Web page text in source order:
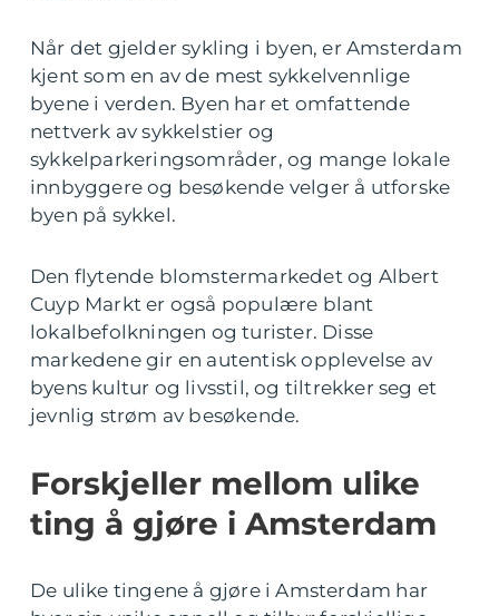
Når det gjelder sykling i byen, er Amsterdam
kjent som en av de mest sykkelvennlige
byene i verden. Byen har et omfattende
nettverk av sykkelstier og
sykkelparkeringsområder, og mange lokale
innbyggere og besøkende velger å utforske
byen på sykkel.
Den flytende blomstermarkedet og Albert
Cuyp Markt er også populære blant
lokalbefolkningen og turister. Disse
markedene gir en autentisk opplevelse av
byens kultur og livsstil, og tiltrekker seg et
jevnlig strøm av besøkende.
Forskjeller mellom ulike
ting å gjøre i Amsterdam
De ulike tingene å gjøre i Amsterdam har